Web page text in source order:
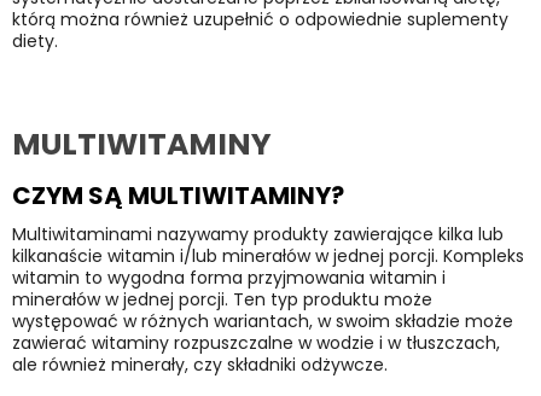
którą można również uzupełnić o odpowiednie suplementy
diety.
MULTIWITAMINY
CZYM SĄ MULTIWITAMINY?
Multiwitaminami nazywamy produkty zawierające kilka lub
kilkanaście witamin i/lub minerałów w jednej porcji. Kompleks
witamin to wygodna forma przyjmowania witamin i
minerałów w jednej porcji. Ten typ produktu może
występować w różnych wariantach, w swoim składzie może
zawierać witaminy rozpuszczalne w wodzie i w tłuszczach,
ale również minerały, czy składniki odżywcze.